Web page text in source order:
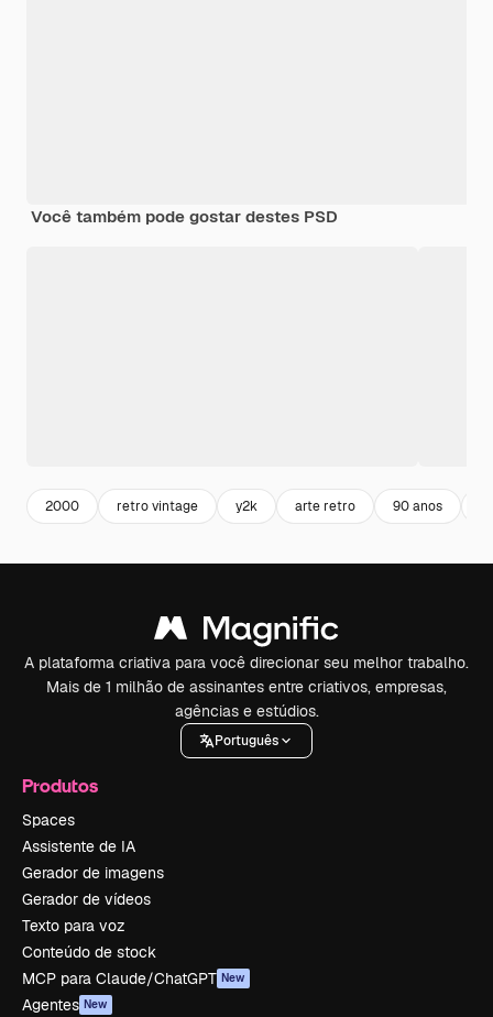
Você também pode gostar destes PSD
2000 retro vintage y2k arte retro 90 anos
A plataforma criativa para você direcionar seu melhor trabalho.
Mais de 1 milhão de assinantes entre criativos, empresas,
agências e estúdios.
Português
Produtos
Spaces
Assistente de IA
Gerador de imagens
Gerador de vídeos
Texto para voz
Conteúdo de stock
MCP para Claude/ChatGPT New
Agentes New